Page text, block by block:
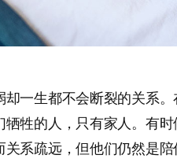
一生都不会断裂的关系
牲的人，只有家人。有
系疏远，但他们仍然是